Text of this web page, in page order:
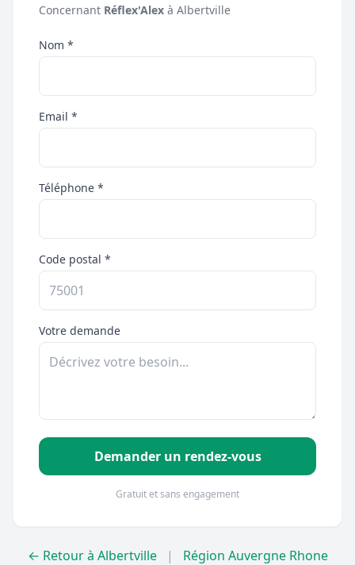
Concernant Réflex'Alex à Albertville
Nom *
Email *
Téléphone *
Code postal *
Votre demande
Demander un rendez-vous
Gratuit et sans engagement
← Retour à Albertville |
Région Auvergne Rhone